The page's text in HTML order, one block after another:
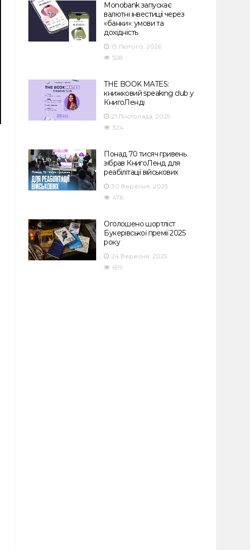
Monobank запускає
валютні інвестиції через
«банки»: умови та
дохідність
13 Лютого, 2026
528
THE BOOK MATES:
книжковий speaking club у
КнигоЛенді
21 Листопада, 2025
324
Понад 70 тисяч гривень
зібрав КнигоЛенд для
реабілітації військових
30 Вересня, 2025
476
Оголошено шортліст
Букерівської премії 2025
року
24 Вересня, 2025
699